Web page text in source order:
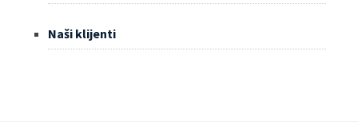
Naši klijenti